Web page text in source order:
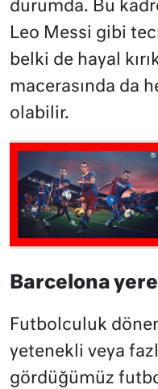
durumda. Bu
Leo Messi gibi
belki de hayal
macerasında da
olabilir.
Barcelona
Futbolculuk
yetenekli veya
gördüğümüz